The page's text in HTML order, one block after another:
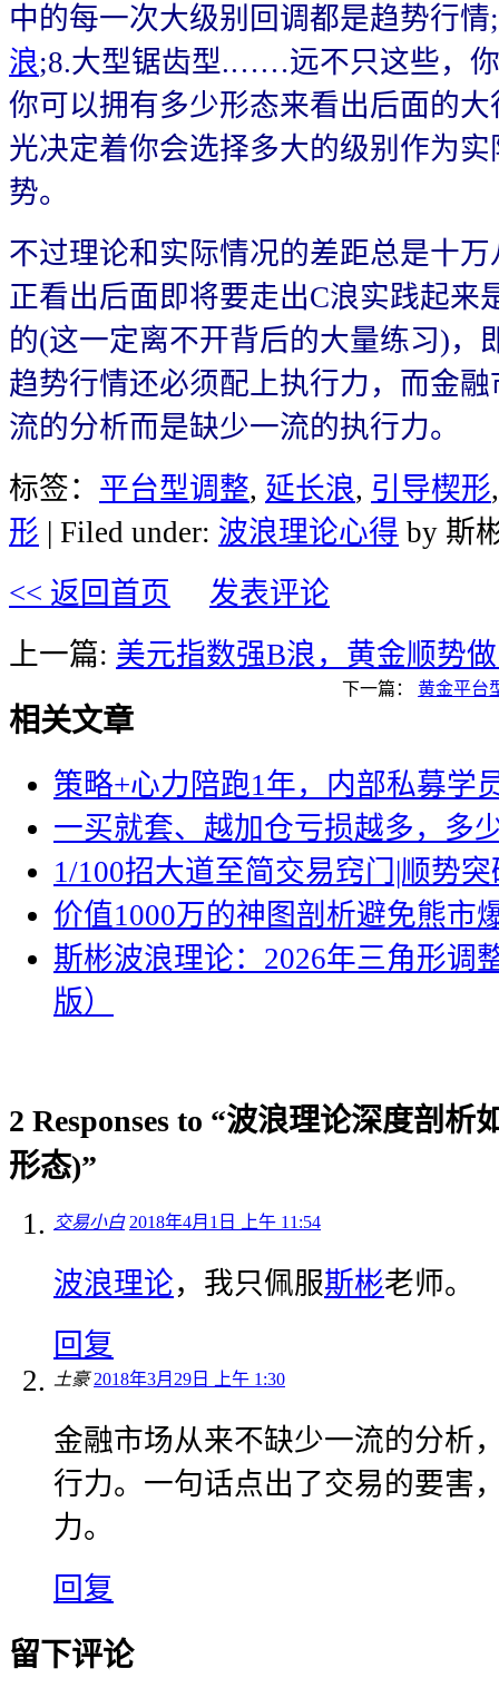
中的每一次大级别回调都是趋势行情
浪;8.大型锯齿型.……远不只这些，
你可以拥有多少形态来看出后面的
光决定着你会选择多大的级别作为
势。
不过理论和实际情况的差距总是十
正看出后面即将要走出C浪实践起来
的(这一定离不开背后的大量练习)，
趋势行情还必须配上执行力，而金
流的分析而是缺少一流的执行力。
标签： 平台型调整, 延长浪, 引导楔形
形 | Filed under: 波浪理论心得 by 斯
<< 返回首页
发表评论
上一篇: 美元指数强B浪，黄金顺势
下一篇： 黄金平台
相关文章
策略+心力陪跑1年，内部私募学
一买就套、越加仓亏损越多，多
1/100招大道至简交易窍门|顺势突
价值1000万的神图剖析避免熊市
斯彬波浪理论：2026年三角形调
版）
2 Responses to “波浪理论深度剖析
形态)”
交易小白 2018年4月1日 上午 11:54
波浪理论，我只佩服斯彬老师。
回复
土豪 2018年3月29日 上午 1:30
金融市场从来不缺少一流的分析
行力。一句话点出了交易的要害
力。
回复
留下评论